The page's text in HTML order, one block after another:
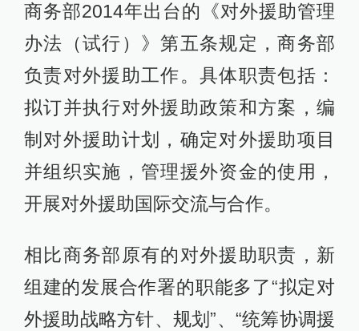
商务部2014年出台的《对外援助管理
办法（试行）》第五条规定，商务部
负责对外援助工作。具体职责包括：
拟订并执行对外援助政策和方案，编
制对外援助计划，确定对外援助项目
并组织实施，管理援外资金的使用，
开展对外援助国际交流与合作。
相比商务部原有的对外援助职责，新
组建的发展合作署的职能多了“拟定对
外援助战略方针、规划”、“统筹协调援